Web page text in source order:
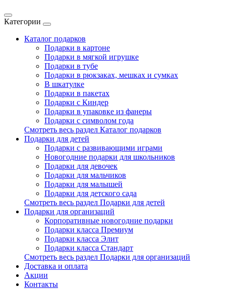
Категории
Каталог подарков
Подарки в картоне
Подарки в мягкой игрушке
Подарки в тубе
Подарки в рюкзаках, мешках и сумках
В шкатулке
Подарки в пакетах
Подарки с Киндер
Подарки в упаковке из фанеры
Подарки с символом года
Смотреть весь раздел Каталог подарков
Подарки для детей
Подарки с развивающими играми
Новогодние подарки для школьников
Подарки для девочек
Подарки для мальчиков
Подарки для малышей
Подарки для детского сада
Смотреть весь раздел Подарки для детей
Подарки для организаций
Корпоративные новогодние подарки
Подарки класса Премиум
Подарки класса Элит
Подарки класса Стандарт
Смотреть весь раздел Подарки для организаций
Доставка и оплата
Акции
Контакты